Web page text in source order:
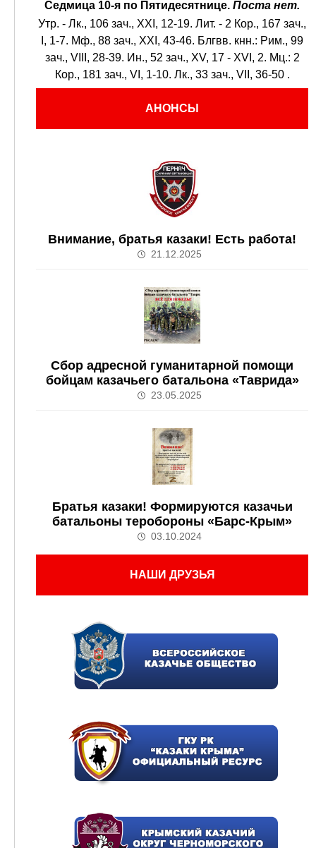
Седмица 10-я по Пятидесятнице. Поста нет.
Утр. - Лк., 106 зач., XXI, 12-19. Лит. - 2 Кор., 167 зач.,
I, 1-7. Мф., 88 зач., XXI, 43-46. Блгвв. кнн.: Рим., 99
зач., VIII, 28-39. Ин., 52 зач., XV, 17 - XVI, 2. Мц.: 2
Кор., 181 зач., VI, 1-10. Лк., 33 зач., VII, 36-50 .
АНОНСЫ
Внимание, братья казаки! Есть работа!
21.12.2025
Сбор адресной гуманитарной помощи
бойцам казачьего батальона «Таврида»
23.05.2025
Братья казаки! Формируются казачьи
батальоны теробороны «Барс-Крым»
03.10.2024
НАШИ ДРУЗЬЯ